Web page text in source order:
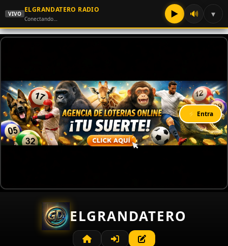
VIVO
ELGRANDATERO RADIO
Conectando… ▶ 🔊 ▾
⚡ Entra
ELGRANDATERO